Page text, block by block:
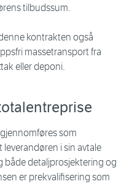
tilbudssum.
kontrakten også
massetransport fra
eller deponi.
som
i sin avtale
både detaljprosjektering og
er prekvalifisering som